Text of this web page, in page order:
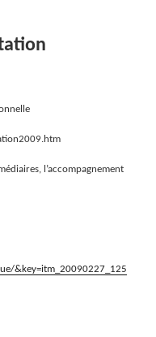
l’accompagnement
&key=itm_20090227_125